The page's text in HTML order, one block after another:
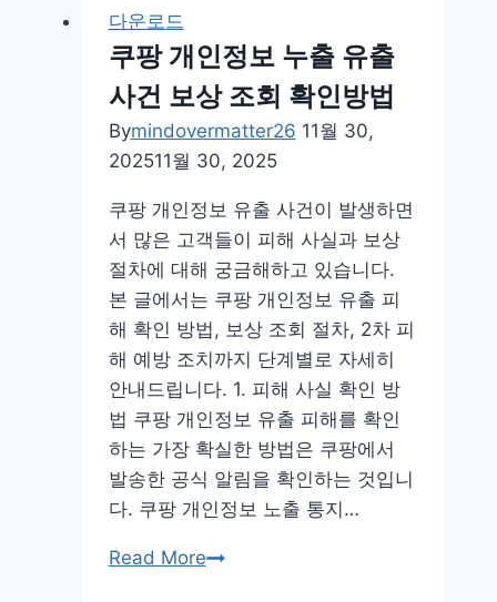
는
법
1
번
번
3
번
4
번
계
란
파
는
곳
다운로드
쿠팡 개인정보 누출 유출
사건 보상 조회 확인방법
Bymindovermatter26 11월 30,
202511월 30, 2025
쿠팡 개인정보 유출 사건이 발생하면
서 많은 고객들이 피해 사실과 보상
절차에 대해 궁금해하고 있습니다.
본 글에서는 쿠팡 개인정보 유출 피
해 확인 방법, 보상 조회 절차, 2차 피
해 예방 조치까지 단계별로 자세히
안내드립니다. 1. 피해 사실 확인 방
법 쿠팡 개인정보 유출 피해를 확인
하는 가장 확실한 방법은 쿠팡에서
발송한 공식 알림을 확인하는 것입니
다. 쿠팡 개인정보 노출 통지…
Read More쿠